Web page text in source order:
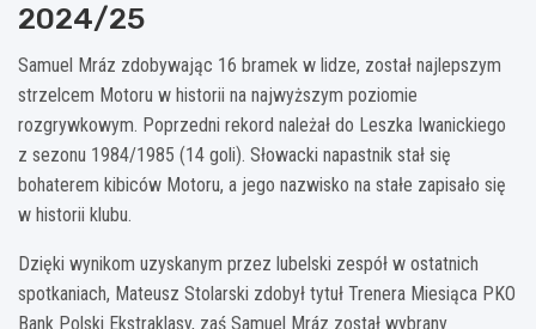
2024/25
Samuel Mráz zdobywając 16 bramek w lidze, został najlepszym
strzelcem Motoru w historii na najwyższym poziomie
rozgrywkowym. Poprzedni rekord należał do Leszka Iwanickiego
z sezonu 1984/1985 (14 goli). Słowacki napastnik stał się
bohaterem kibiców Motoru, a jego nazwisko na stałe zapisało się
w historii klubu.
Dzięki wynikom uzyskanym przez lubelski zespół w ostatnich
spotkaniach, Mateusz Stolarski zdobył tytuł Trenera Miesiąca PKO
Bank Polski Ekstraklasy, zaś Samuel Mráz został wybrany